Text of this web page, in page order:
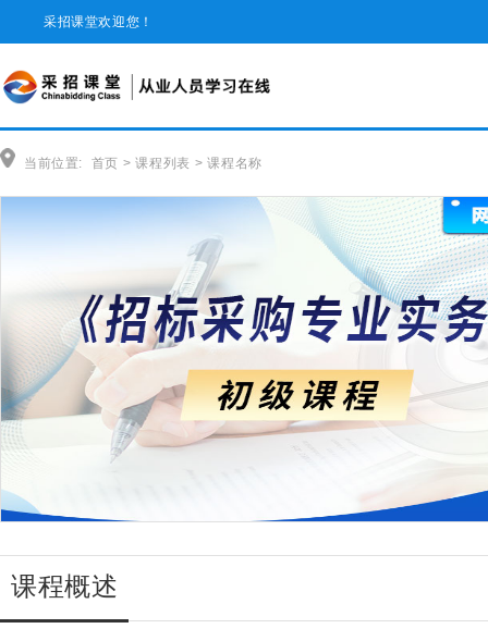
采招课堂欢迎您！
当前位置: 首页 > 课程列表 > 课程名称
课程概述